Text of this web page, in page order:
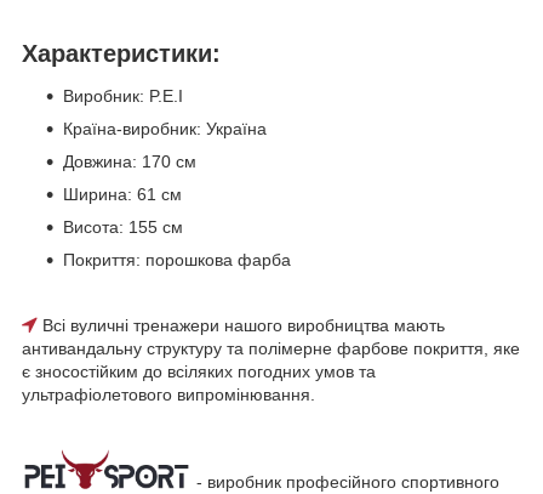
Характеристики:
Виробник: P.E.I
Країна-виробник: Україна
Довжина: 170 см
Ширина: 61 см
Висота: 155 см
Покриття: порошкова фарба
Всі вуличні тренажери нашого виробництва мають
антивандальну структуру та полімерне фарбове покриття, яке
є зносостійким до всіляких погодних умов та
ультрафіолетового випромінювання.
- виробник професійного спортивного